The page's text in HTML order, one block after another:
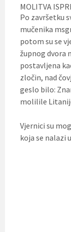
MOLITVA
Po završetku
mučenika
potom su se
župnog dvora
postavljena
zločin, nad
geslo bilo:
molilile
Vjernici su
koja se nalazi